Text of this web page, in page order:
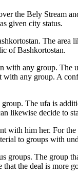
the Bely Stream
given city status.
The area
of Bashkortostan.
with any group. The
with any group. A
The ufa is
likewise decide to
with him her. For
to groups with
groups. The group
the deal is more